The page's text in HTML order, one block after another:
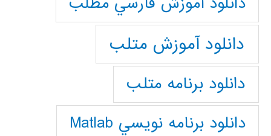
دانلود آموزش متلب
دانلود برنامه متلب
دانلود برنامه نويسي Matlab